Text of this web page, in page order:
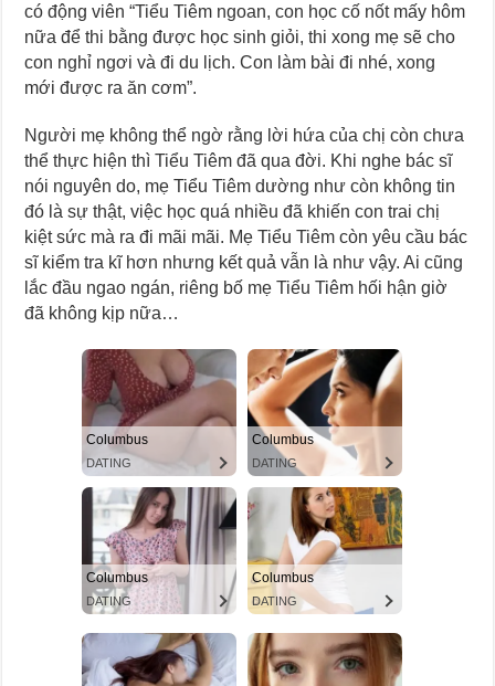
có động viên “Tiểu Tiêm ngoan, con học cố nốt mấy hôm
nữa để thi bằng được học sinh giỏi, thi xong mẹ sẽ cho
con nghỉ ngơi và đi du lịch. Con làm bài đi nhé, xong
mới được ra ăn cơm”.
Người mẹ không thể ngờ rằng lời hứa của chị còn chưa
thể thực hiện thì Tiểu Tiêm đã qua đời. Khi nghe bác sĩ
nói nguyên do, mẹ Tiểu Tiêm dường như còn không tin
đó là sự thật, việc học quá nhiều đã khiến con trai chị
kiệt sức mà ra đi mãi mãi. Mẹ Tiểu Tiêm còn yêu cầu bác
sĩ kiểm tra kĩ hơn nhưng kết quả vẫn là như vậy. Ai cũng
lắc đầu ngao ngán, riêng bố mẹ Tiểu Tiêm hối hận giờ
đã không kịp nữa…